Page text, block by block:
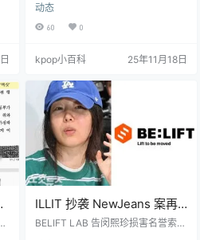
容。文件通过对完整的KakaoTalk
对话进行司法鉴定分析，揭示了警
方调查的关键发现，与HYBE最初的
容的核心要点： 关于闵熙珍不移交
确认，房时爀曾向闵熙珍承诺将Ne
wJeans作为HYBE的“第一个女团”
推出。 文件显示，警方通过司法鉴
定分析了闵熙珍与房时爀的对话。
内…
动态
60 0
kpop小百科 25年11月18日
ILLIT 抄袭 NewJeans 案再
开庭！闵熙珍方甩出新证
BELIFT LAB 告闵熙珍损害名誉索赔